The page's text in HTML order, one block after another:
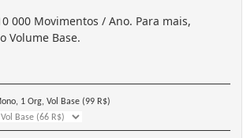
000 Movimentos / Ano. Para mais,
Volume Base.
1 Org, Vol Base (99 R$)